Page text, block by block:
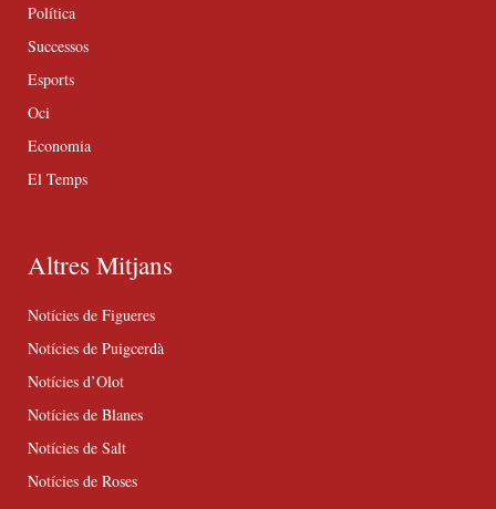
Política
Successos
Esports
Oci
Economia
El Temps
Altres Mitjans
Notícies de Figueres
Notícies de Puigcerdà
Notícies d’Olot
Notícies de Blanes
Notícies de Salt
Notícies de Roses